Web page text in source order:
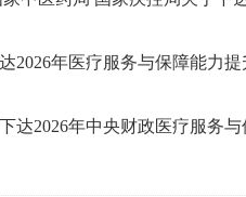
2026年医疗服务与保障能力
达2026年中央财政医疗服务